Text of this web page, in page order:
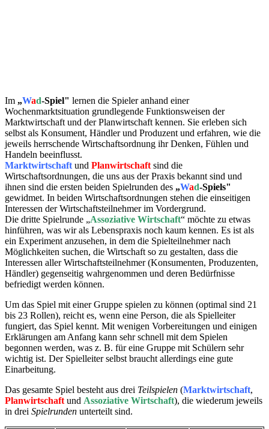
Im „Wad-Spiel" lernen die Spieler anhand einer
Wochenmarktsituation grundlegende Funktionsweisen der
Marktwirtschaft und der Planwirtschaft kennen. Sie erleben sich
selbst als Konsument, Händler und Produzent und erfahren, wie die
jeweils herrschende Wirtschaftsordnung ihr Denken, Fühlen und
Handeln beeinflusst.
Marktwirtschaft und Planwirtschaft sind die
Wirtschaftsordnungen, die uns aus der Praxis bekannt sind und
ihnen sind die ersten beiden Spielrunden des „Wad-Spiels"
gewidmet. In beiden Wirtschaftsordnungen stehen die einseitigen
Interessen der Wirtschaftsteilnehmer im Vordergrund.
Die dritte Spielrunde „Assoziative Wirtschaft“ möchte zu etwas
hinführen, was wir als Lebenspraxis noch kaum kennen. Es ist als
ein Experiment anzusehen, in dem die Spielteilnehmer nach
Möglichkeiten suchen, die Wirtschaft so zu gestalten, dass die
Interessen aller Wirtschaftsteilnehmer (Konsumenten, Produzenten,
Händler) gegenseitig wahrgenommen und deren Bedürfnisse
befriedigt werden können.
Um das Spiel mit einer Gruppe spielen zu können (optimal sind 21
bis 23 Rollen), reicht es, wenn eine Person, die als Spielleiter
fungiert, das Spiel kennt. Mit wenigen Vorbereitungen und einigen
Erklärungen am Anfang kann sehr schnell mit dem Spielen
begonnen werden, was z. B. für eine Gruppe mit Schülern sehr
wichtig ist. Der Spielleiter selbst braucht allerdings eine gute
Einarbeitung.
Das gesamte Spiel besteht aus drei Teilspielen (Marktwirtschaft,
Planwirtschaft und Assoziative Wirtschaft), die wiederum jeweils
in drei Spielrunden unterteilt sind.